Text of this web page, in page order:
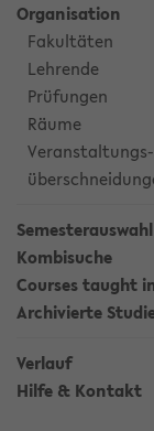
Organisation
Fakultäten
Lehrende
Prüfungen
Räume
Veranstaltungs-
Semesterauswahl
Kombisuche
Courses taught
Archivierte
Verlauf
Hilfe & Kontakt